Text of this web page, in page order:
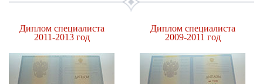
Диплом специалиста
2011-2013 год
Диплом специалиста
2009-2011 год